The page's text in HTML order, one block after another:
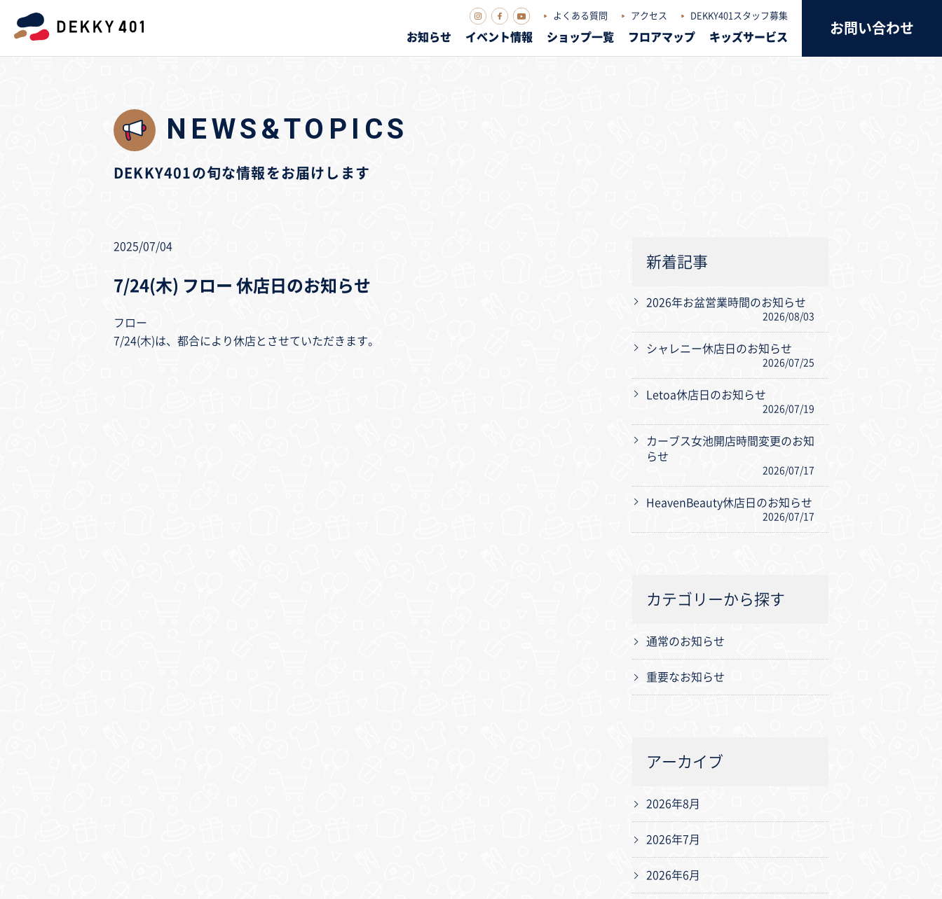
よくある質問 アクセス DEKKY401スタッフ募集
お知らせ イベント情報 ショップ一覧 フロアマップ キッズサービス
お問い合わせ
NEWS&TOPICS
DEKKY401の旬な情報をお届けします
2025/07/04
7/24(木) フロー 休店日のお知らせ
フロー
7/24(木)は、都合により休店とさせていただきます。
新着記事
2026年お盆営業時間のお知らせ
2026/08/03
シャレニー休店日のお知らせ
2026/07/25
Letoa休店日のお知らせ
2026/07/19
カーブス女池開店時間変更のお知
らせ
2026/07/17
HeavenBeauty休店日のお知らせ
2026/07/17
カテゴリーから探す
通常のお知らせ
重要なお知らせ
アーカイブ
2026年8月
2026年7月
2026年6月